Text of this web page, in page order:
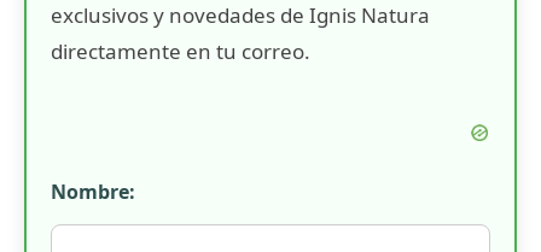
exclusivos y novedades de Ignis Natura
directamente en tu correo.
Nombre: